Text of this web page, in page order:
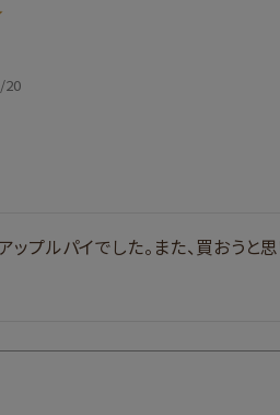
20
プルパイでした。また、買おうと思